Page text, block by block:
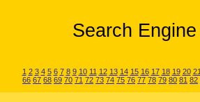
Search
1 2 3 4 5 6 7 8 9 10 11 12 13 14 15 16 17 18 19 20 21
66 67 68 69 70 71 72 73 74 75 76 77 78 79 80 81 82